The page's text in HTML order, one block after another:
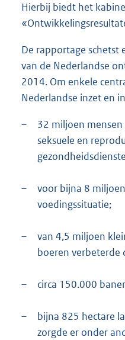
Hierbij biedt het
De rapportage schetst
van de Nederlandse
2014. Om enkele
Nederlandse inzet en
–
32 miljoen
seksuele en
–
voor bijna 8
voedingssituatie;
–
van 4,5 miljoen
boeren verbeterde
– circa 150.000
–
bijna 825 hectare
zorgde er onder